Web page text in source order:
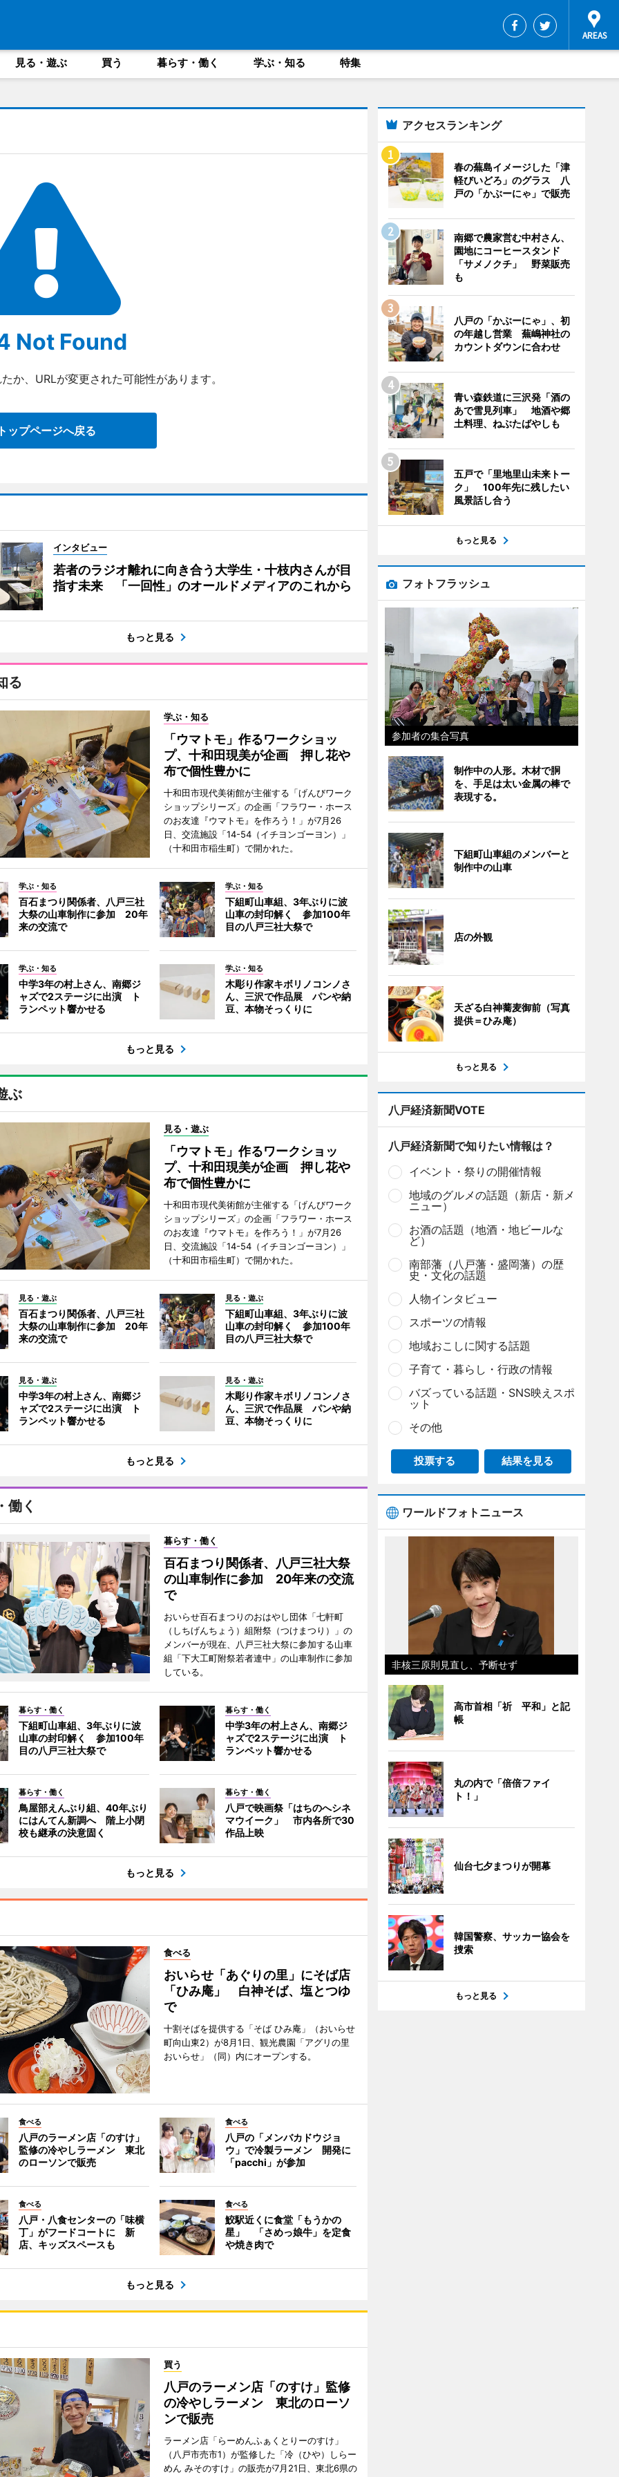
見る・遊ぶ 買う 暮らす・働く 学ぶ・知る 特集
Not Found
か、URLが変更された可能性があります。
ップページへ戻る
インタビュー
若者のラジオ離れに向き合う大学生・十枝内さんが目
指す未来 「一回性」のオールドメディアのこれから
もっと見る
る
学ぶ・知る
「ウマトモ」作るワークショッ
プ、十和田現美が企画 押し花や
布で個性豊かに
十和田市現代美術館が主催する「げんびワーク
ショップシリーズ」の企画「フラワー・ホース
のお友達『ウマトモ』を作ろう！」が7月26
日、交流施設「14-54（イチヨンゴーヨン）」
（十和田市稲生町）で開かれた。
学ぶ・知る
百石まつり関係者、八戸三社
大祭の山車制作に参加 20年
来の交流で
学ぶ・知る
下組町山車組、3年ぶりに波
山車の封印解く 参加100年
目の八戸三社大祭で
学ぶ・知る
中学3年の村上さん、南郷ジ
ャズで2ステージに出演 ト
ランペット響かせる
学ぶ・知る
木彫り作家キボリノコンノさ
ん、三沢で作品展 パンや納
豆、本物そっくりに
もっと見る
ぶ
見る・遊ぶ
「ウマトモ」作るワークショッ
プ、十和田現美が企画 押し花や
布で個性豊かに
十和田市現代美術館が主催する「げんびワーク
ショップシリーズ」の企画「フラワー・ホース
のお友達『ウマトモ』を作ろう！」が7月26
日、交流施設「14-54（イチヨンゴーヨン）」
（十和田市稲生町）で開かれた。
見る・遊ぶ
百石まつり関係者、八戸三社
大祭の山車制作に参加 20年
来の交流で
見る・遊ぶ
下組町山車組、3年ぶりに波
山車の封印解く 参加100年
目の八戸三社大祭で
見る・遊ぶ
中学3年の村上さん、南郷ジ
ャズで2ステージに出演 ト
ランペット響かせる
見る・遊ぶ
木彫り作家キボリノコンノさ
ん、三沢で作品展 パンや納
豆、本物そっくりに
もっと見る
働く
暮らす・働く
百石まつり関係者、八戸三社大祭
の山車制作に参加 20年来の交流
で
おいらせ百石まつりのおはやし団体「七軒町
（しちげんちょう）組附祭（つけまつり）」の
メンバーが現在、八戸三社大祭に参加する山車
組「下大工町附祭若者連中」の山車制作に参加
している。
暮らす・働く
下組町山車組、3年ぶりに波
山車の封印解く 参加100年
目の八戸三社大祭で
暮らす・働く
中学3年の村上さん、南郷ジ
ャズで2ステージに出演 ト
ランペット響かせる
暮らす・働く
鳥屋部えんぶり組、40年ぶり
にはんてん新調へ 階上小閉
校も継承の決意固く
暮らす・働く
八戸で映画祭「はちのへシネ
マウイーク」 市内各所で30
作品上映
もっと見る
食べる
おいらせ「あぐりの里」にそば店
「ひみ庵」 白神そば、塩とつゆ
で
十割そばを提供する「そば ひみ庵」（おいらせ
町向山東2）が8月1日、観光農園「アグリの里
おいらせ」（同）内にオープンする。
食べる
八戸のラーメン店「のすけ」
監修の冷やしラーメン 東北
のローソンで販売
食べる
八戸の「メンバカドウジョ
ウ」で冷製ラーメン 開発に
「pacchi」が参加
食べる
八戸・八食センターの「味横
丁」がフードコートに 新
店、キッズスペースも
食べる
鮫駅近くに食堂「もうかの
星」 「さめっ娘牛」を定食
や焼き肉で
もっと見る
買う
八戸のラーメン店「のすけ」監修
の冷やしラーメン 東北のローソ
ンで販売
ラーメン店「らーめんふぁくとりーのすけ」
（八戸市売市1）が監修した「冷（ひや）しらー
めん みそのすけ」の販売が7月21日、東北6県の
アクセスランキング
春の蕪島イメージした「津
軽びいどろ」のグラス 八
戸の「かぶーにゃ」で販売
南郷で農家営む中村さん、
園地にコーヒースタンド
「サメノクチ」 野菜販売
も
八戸の「かぶーにゃ」、初
の年越し営業 蕪嶋神社の
カウントダウンに合わせ
青い森鉄道に三沢発「酒の
あで雪見列車」 地酒や郷
土料理、ねぶたばやしも
五戸で「里地里山未来トー
ク」 100年先に残したい
風景話し合う
もっと見る
フォトフラッシュ
参加者の集合写真
制作中の人形。木材で胴
を、手足は太い金属の棒で
表現する。
下組町山車組のメンバーと
制作中の山車
店の外観
天ざる白神蕎麦御前（写真
提供＝ひみ庵）
もっと見る
八戸経済新聞VOTE
八戸経済新聞で知りたい情報は？
イベント・祭りの開催情報
地域のグルメの話題（新店・新メ
ニュー）
お酒の話題（地酒・地ビールな
ど）
南部藩（八戸藩・盛岡藩）の歴
史・文化の話題
人物インタビュー
スポーツの情報
地域おこしに関する話題
子育て・暮らし・行政の情報
バズっている話題・SNS映えスポ
ット
その他
投票する 結果を見る
ワールドフォトニュース
非核三原則見直し、予断せず
高市首相「祈 平和」と記
帳
丸の内で「倍倍ファイ
ト！」
仙台七夕まつりが開幕
韓国警察、サッカー協会を
捜索
もっと見る